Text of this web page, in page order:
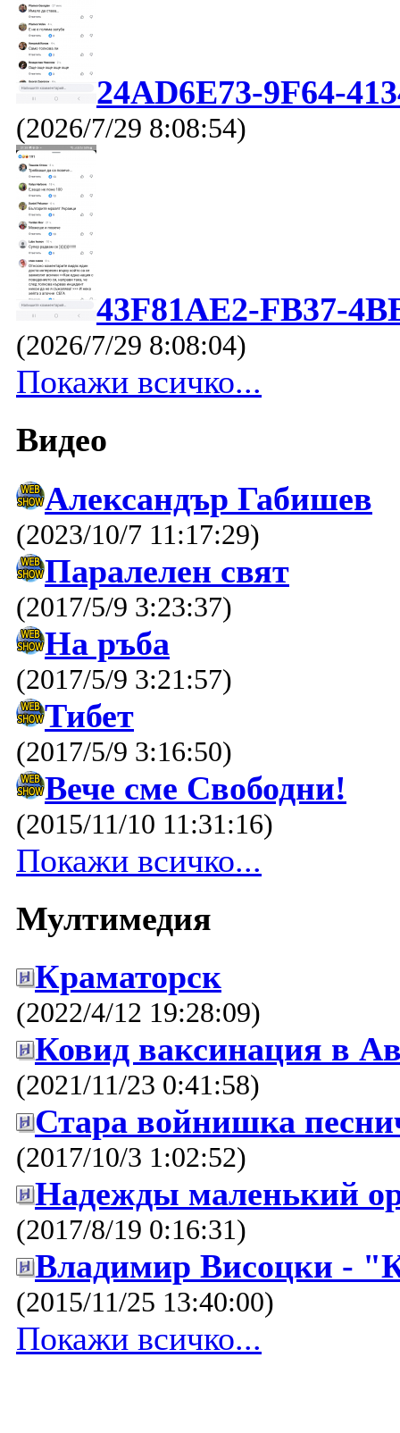
24AD6E73-9F64-
(2026/7/29 8:08:54)
43F81AE2-FB37-
(2026/7/29 8:08:04)
Покажи всичко...
Видео
Александър Габишев
(2023/10/7 11:17:29)
Паралелен свят
(2017/5/9 3:23:37)
На ръба
(2017/5/9 3:21:57)
Тибет
(2017/5/9 3:16:50)
Вече сме Свободни!
(2015/11/10 11:31:16)
Покажи всичко...
Мултимедия
Краматорск
(2022/4/12 19:28:09)
Ковид ваксинация в
(2021/11/23 0:41:58)
Стара войнишка
(2017/10/3 1:02:52)
Надежды маленький
(2017/8/19 0:16:31)
Владимир Висоцки -
(2015/11/25 13:40:00)
Покажи всичко...